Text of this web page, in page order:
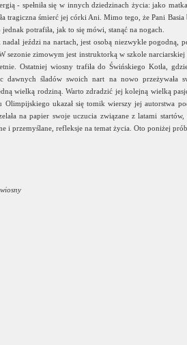
- spełniła się w innych dziedzinach życia: jako
tragiczna śmierć jej córki Ani. Mimo tego, że Pani Basia
potrafiła, jak to się mówi, stanąć na nogach.
jeździ na nartach, jest osobą niezwykle pogodną,
sezonie zimowym jest instruktorką w szkole narciarskiej
Ostatniej wiosny trafiła do Świńskiego Kotła,
dawnych śladów swoich nart na nowo przeżywała
wielką rodziną. Warto zdradzić jej kolejną wielką
Olimpijskiego ukazał się tomik wierszy jej autorstwa
na papier swoje uczucia związane z latami
i przemyślane, refleksje na temat życia. Oto poniżej